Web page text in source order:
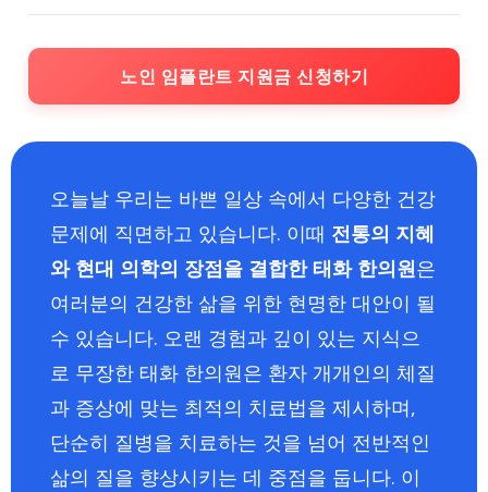
노인 임플란트 지원금 신청하기
오늘날 우리는 바쁜 일상 속에서 다양한 건강
문제에 직면하고 있습니다. 이때 전통의 지혜
와 현대 의학의 장점을 결합한 태화 한의원은
여러분의 건강한 삶을 위한 현명한 대안이 될
수 있습니다. 오랜 경험과 깊이 있는 지식으
로 무장한 태화 한의원은 환자 개개인의 체질
과 증상에 맞는 최적의 치료법을 제시하며,
단순히 질병을 치료하는 것을 넘어 전반적인
삶의 질을 향상시키는 데 중점을 둡니다. 이